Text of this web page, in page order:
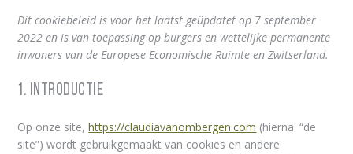
Dit cookiebeleid is voor het laatst geüpdatet op 7 september
2022 en is van toepassing op burgers en wettelijke permanente
inwoners van de Europese Economische Ruimte en Zwitserland.
1. Introductie
Op onze site,https://claudiavanombergen.com (hierna: “de
site”) wordt gebruikgemaakt van cookies en andere